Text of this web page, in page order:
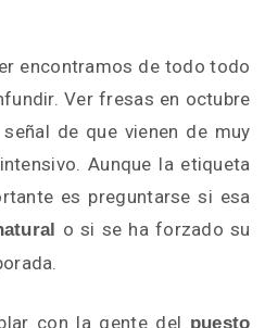
encontramos de todo todo
Ver fresas en octubre
de que vienen de muy
Aunque la etiqueta
es preguntarse si esa
o si se ha forzado su
con la gente del puesto